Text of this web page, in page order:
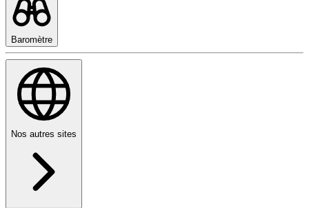
Baromètre
Nos autres sites